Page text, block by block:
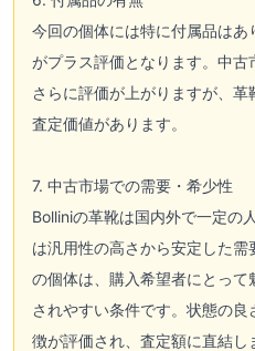
今回の個体には特に付属品は
がプラス評価となります。中
さらに評価が上がりますが、
査定価値があります。
7. 中古市場での需要・希少性
Bolliniの革靴は国内外で一定の
は汎用性の高さから安定した
の個体は、購入希望者にとっ
されやすい条件です。状態の
徴が評価され、査定額に直結